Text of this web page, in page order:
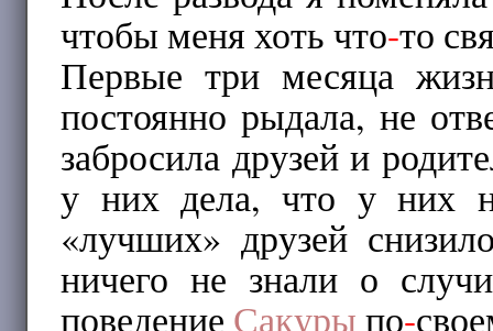
чтобы меня хоть что-то
Первые три месяца
постоянно рыдала, не
забросила друзей и
у них дела, что у них
«лучших» друзей
ничего не знали о
поведение Сакурыпо-